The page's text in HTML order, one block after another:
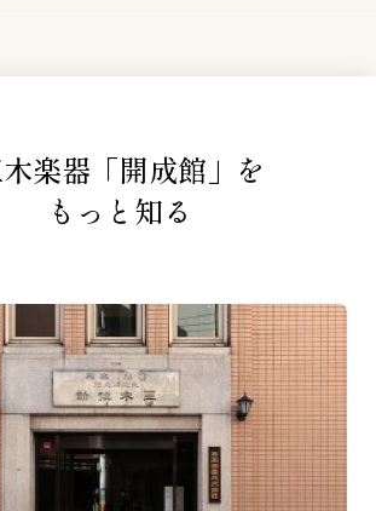
楽器「開成館」を
もっと知る